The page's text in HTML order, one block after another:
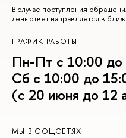
В случае поступления
день ответ направляется в
ГРАФИК РАБОТЫ
Пн-Пт с 10:00 до
Сб с 10:00 до
(с 20 июня до 12
МЫ В СОЦСЕТЯХ